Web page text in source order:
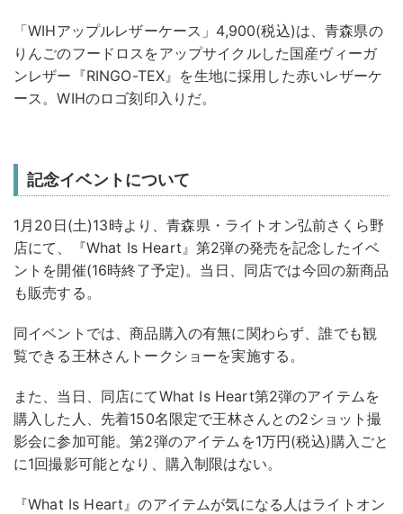
「WIHアップルレザーケース」4,900(税込)は、青森県の
りんごのフードロスをアップサイクルした国産ヴィーガ
ンレザー『RINGO-TEX』を生地に採用した赤いレザーケ
ース。WIHのロゴ刻印入りだ。
記念イベントについて
1月20日(土)13時より、青森県・ライトオン弘前さくら野
店にて、『What Is Heart』第2弾の発売を記念したイベ
ントを開催(16時終了予定)。当日、同店では今回の新商品
も販売する。
同イベントでは、商品購入の有無に関わらず、誰でも観
覧できる王林さんトークショーを実施する。
また、当日、同店にてWhat Is Heart第2弾のアイテムを
購入した人、先着150名限定で王林さんとの2ショット撮
影会に参加可能。第2弾のアイテムを1万円(税込)購入ごと
に1回撮影可能となり、購入制限はない。
『What Is Heart』のアイテムが気になる人はライトオン